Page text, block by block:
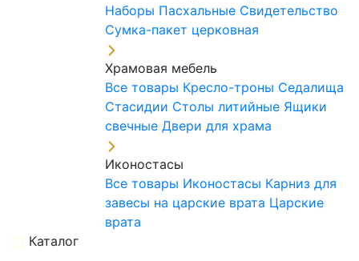
Наборы Пасхальные Свидетельство
Сумка-пакет церковная
Храмовая мебель
Все товары Кресло-троны Седалища
Стасидии Столы литийные Ящики
свечные Двери для храма
Иконостасы
Все товары Иконостасы Карниз для
завесы на царские врата Царские
врата
Каталог